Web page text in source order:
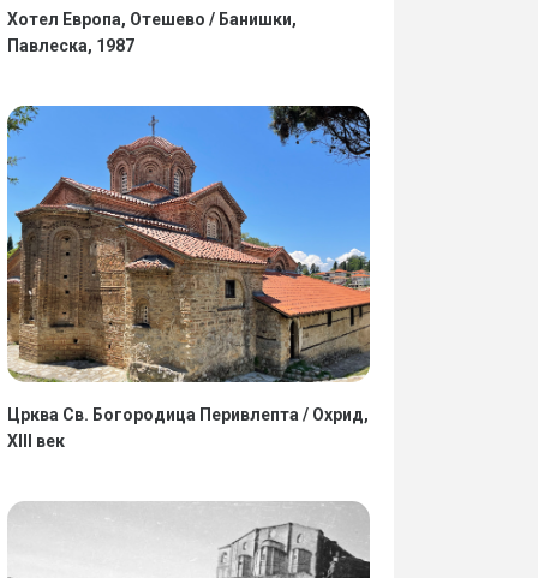
Хотел Европа, Отешево / Банишки,
Павлеска, 1987
Црква Св. Богородица Перивлепта / Охрид,
XIII век